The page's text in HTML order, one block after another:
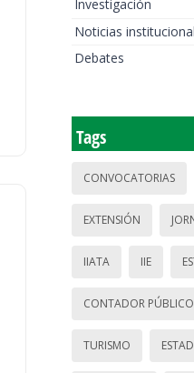
Investigación
Noticias
Debates
Tags
CONVOCATORIAS
EXTENSIÓN
IIATA IIE
CONTADOR PÚBLICO
TURISMO